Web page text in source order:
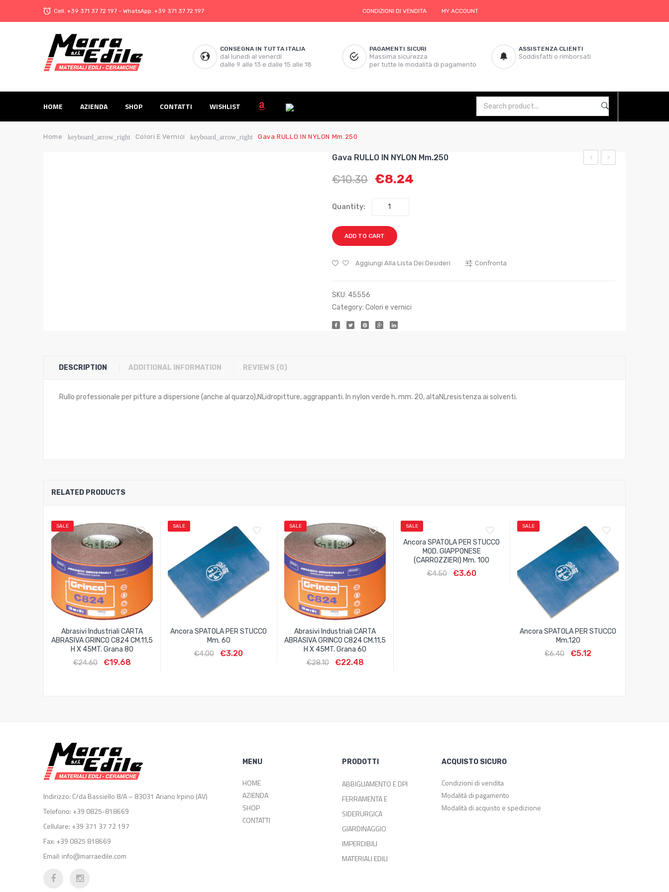
Cell. +39 371 37 72 197 - WhatsApp. +39 371 37 72 197 CONDIZIONI DI VENDITA MY ACCOUNT
CONSEGNA IN TUTTA ITALIA
dal lunedì al venerdì
dalle 9 alle 13 e dalle 15 alle 18
PAGAMENTI SICURI
Massima sicurezza
per tutte le modalità di pagamento
ASSISTENZA CLIENTI
Soddisfatti o rimborsati
HOME AZIENDA SHOP CONTATTI WISHLIST
Home keyboard_arrow_right Colori E Vernici keyboard_arrow_right Gava RULLO IN NYLON Mm.250
Gava RULLO IN NYLON Mm.250
€10.30 €8.24
Quantity:
ADD TO CART
Aggiungi Alla Lista Dei Desideri Confronta
SKU: 45556
Category: Colori e vernici
DESCRIPTION ADDITIONAL INFORMATION REVIEWS (0)
Rullo professionale per pitture a dispersione (anche al quarzo),NLidropitture, aggrappanti. In nylon verde h. mm. 20, altaNLresistenza ai solventi.
RELATED PRODUCTS
SALE
Abrasivi Industriali CARTA
ABRASIVA GRINCO C824 CM.11,5
H X 45MT. Grana 80
€24.60 €19.68
SALE
Ancora SPATOLA PER STUCCO
Mm. 60
€4.00 €3.20
SALE
Abrasivi Industriali CARTA
ABRASIVA GRINCO C824 CM.11,5
H X 45MT. Grana 60
€28.10 €22.48
SALE
Ancora SPATOLA PER STUCCO
MOD. GIAPPONESE
(CARROZZIERI) Mm. 100
€4.50 €3.60
SALE
Ancora SPATOLA PER STUCCO
Mm.120
€6.40 €5.12
Indirizzo: C/da Bassiello 8/A – 83031 Ariano Irpino (AV)
Telefono: +39 0825-818669
Cellulare: +39 371 37 72 197
Fax: +39 0825 818669
Email: info@marraedile.com
MENU
HOME
AZIENDA
SHOP
CONTATTI
PRODOTTI
ABBIGLIAMENTO E DPI
FERRAMENTA E
SIDERURGICA
GIARDINAGGIO
IMPERDIBILI
MATERIALI EDILI
ACQUISTO SICURO
Condizioni di vendita
Modalità di pagamento
Modalità di acquisto e spedizione